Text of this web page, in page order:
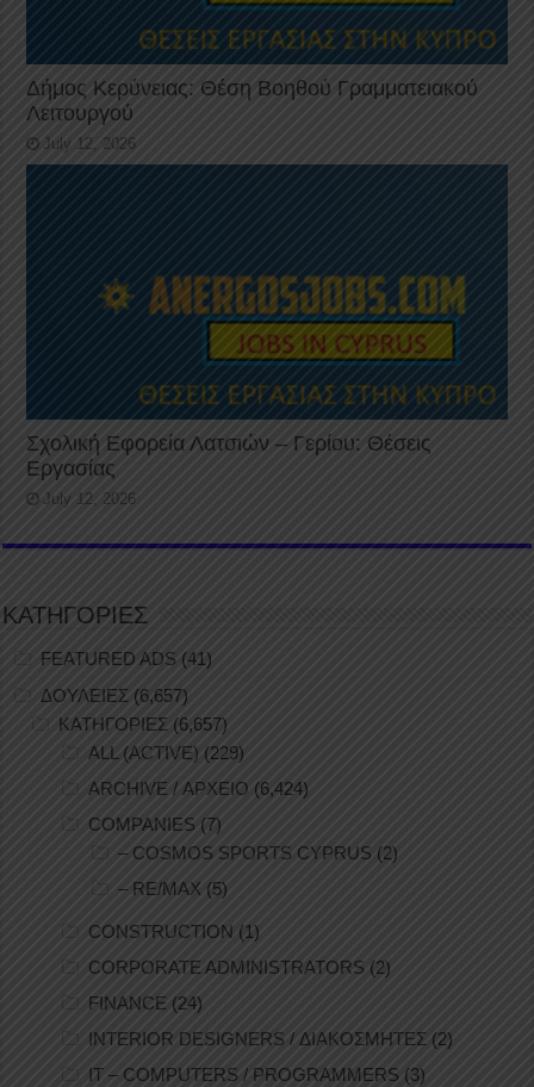
Δήμος Κερύνειας: Θέση Βοηθού Γραμματειακού
Λειτουργού
July 12, 2026
Σχολική Εφορεία Λατσιών – Γερίου: Θέσεις
Εργασίας
July 12, 2026
ΚΑΤΗΓΟΡΙΕΣ
FEATURED ADS (41)
ΔΟΥΛΕΙΕΣ (6,657)
ΚΑΤΗΓΟΡΙΕΣ (6,657)
ALL (ACTIVE) (229)
ARCHIVE / ΑΡΧΕΙΟ (6,424)
COMPANIES (7)
– COSMOS SPORTS CYPRUS (2)
– RE/MAX (5)
CONSTRUCTION (1)
CORPORATE ADMINISTRATORS (2)
FINANCE (24)
INTERIOR DESIGNERS / ΔΙΑΚΟΣΜΗΤΕΣ (2)
IT – COMPUTERS / PROGRAMMERS (3)